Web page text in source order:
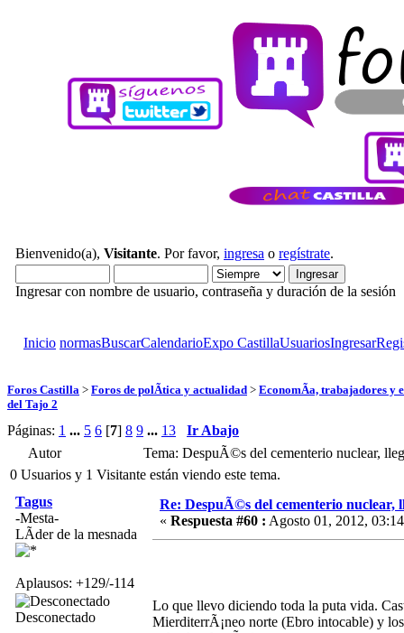
Bienvenido(a), Visitante. Por favor, ingresa o regístrate.
Ingresar con nombre de usuario, contraseña y duración de la sesión
Inicio normasBuscarCalendarioExpo CastillaUsuariosIngresar
Foros Castilla > Foros de polÃ­tica y actualidad > EconomÃ­a, trabajadores y
del Tajo 2
Páginas: 1 ... 5 6 [7] 8 9 ... 13
Ir Abajo
Autor
Tema: DespuÃ©s del cementerio nuclear,
0 Usuarios y 1 Visitante están viendo este tema.
Tagus
-Mesta-
LÃ­der de la mesnada
Aplausos: +129/-114
Desconectado
Re: DespuÃ©s del cementerio nuclear,
« Respuesta #60 : Agosto 01, 2012,
Lo que llevo diciendo toda la puta vida.
MierditerrÃ¡neo norte (Ebro intocable) y